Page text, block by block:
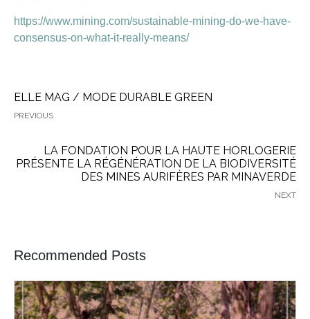
https://www.mining.com/sustainable-mining-do-we-have-
consensus-on-what-it-really-means/
ELLE MAG / MODE DURABLE GREEN
PREVIOUS
LA FONDATION POUR LA HAUTE HORLOGERIE
PRÉSENTE LA RÉGÉNÉRATION DE LA BIODIVERSITÉ
DES MINES AURIFÈRES PAR MINAVERDE
NEXT
Recommended Posts